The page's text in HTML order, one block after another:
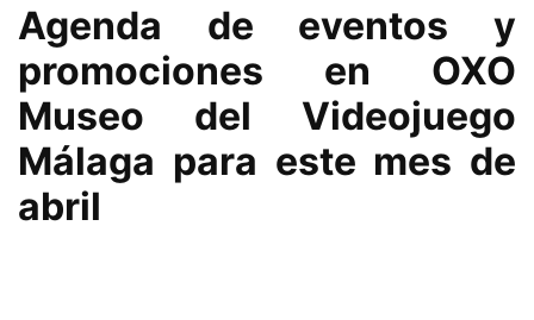
Agenda de eventos y
promociones en OXO
Museo del Videojuego
Málaga para este mes de
abril